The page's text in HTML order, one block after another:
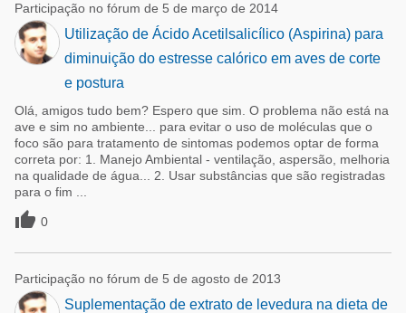
Participação no fórum de 5 de março de 2014
Utilização de Ácido Acetilsalicílico (Aspirina) para
diminuição do estresse calórico em aves de corte
e postura
Olá, amigos tudo bem? Espero que sim. O problema não está na
ave e sim no ambiente... para evitar o uso de moléculas que o
foco são para tratamento de sintomas podemos optar de forma
correta por: 1. Manejo Ambiental - ventilação, aspersão, melhoria
na qualidade de água... 2. Usar substâncias que são registradas
para o fim ...
 0
Participação no fórum de 5 de agosto de 2013
Suplementação de extrato de levedura na dieta de